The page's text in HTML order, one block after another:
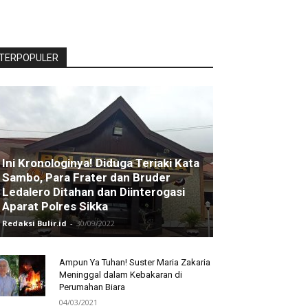
Ini Kronologinya! Diduga Teriaki Kata
Sambo, Para Frater dan Bruder
Ledalero Ditahan dan Diinterogasi
Aparat Polres Sikka
Redaksi Bulir.id - 30/09/2022
Ampun Ya Tuhan! Suster Maria Zakaria
Meninggal dalam Kebakaran di
Perumahan Biara
04/03/2021